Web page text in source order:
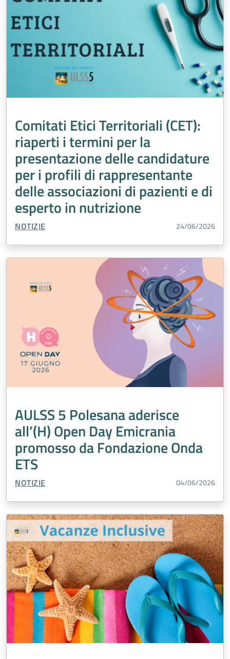
Comitati Etici Territoriali (CET):
riaperti i termini per la
presentazione delle candidature
per i profili di rappresentante
delle associazioni di pazienti e di
esperto in nutrizione
TIPO CONTENUTO:
NOTIZIE 24/06/2026
AULSS 5 Polesana aderisce
all’(H) Open Day Emicrania
promosso da Fondazione Onda
ETS
TIPO CONTENUTO:
NOTIZIE 04/06/2026